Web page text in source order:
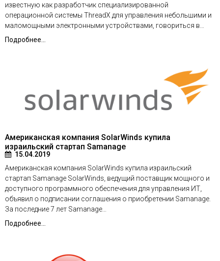
известную как разработчик специализированной
операционной системы ThreadX для управления небольшими и
маломощными электронными устройствами, говориться в…
Подробнее...
Американская компания SolarWinds купила
израильский стартап Samanage
15.04.2019
Американская компания SolarWinds купила израильский
стартап Samanage SolarWinds, ведущий поставщик мощного и
доступного программного обеспечения для управления ИТ,
объявил о подписании соглашения о приобретении Samanage.
За последние 7 лет Samanage…
Подробнее...